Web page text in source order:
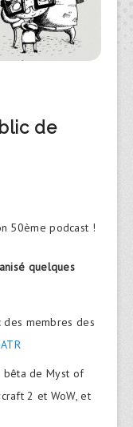
de
50ème podcast !
quelques
des membres des
bêta de Myst of
2 et WoW, et